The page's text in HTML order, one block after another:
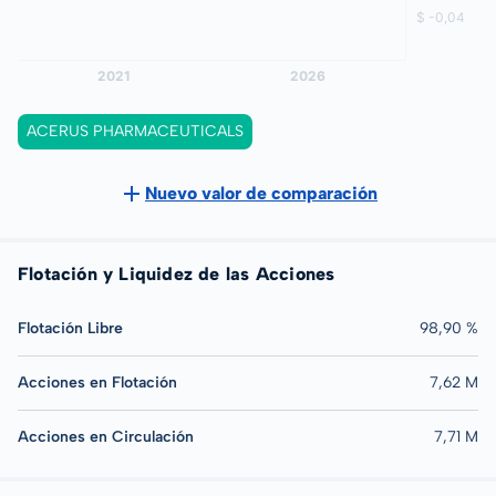
ACERUS PHARMACEUTICALS
Nuevo valor de comparación
Flotación y Liquidez de las Acciones
Flotación Libre 98,90 %
Acciones en Flotación 7,62 M
Acciones en Circulación 7,71 M